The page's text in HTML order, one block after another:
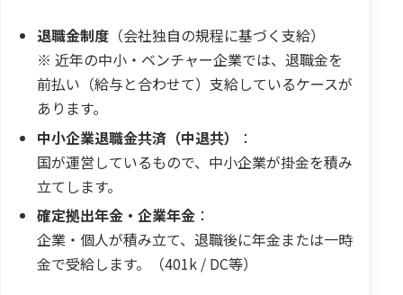
退職金制度 （会社独自の規程に基づく支給）
※ 近年の中小・ベンチャー企業では、退職金を
前払い（給与と合わせて）支給しているケースが
あります。
中小企業退職金共済（中退共）
：
国が運営しているもので、中小企業が掛金を積み
立てします。
確定拠出年金・企業年金 ：
企業・個人が積み立て、退職後に年金または一時
金で受給します。（401k / DC等）